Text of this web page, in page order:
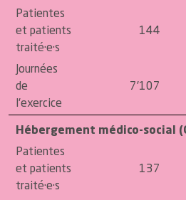
Patientes
et patients
traité·e·s
144
Journées
de
l'exercice
7'107
Hébergement médico-social
Patientes
et patients
traité·e·s
137